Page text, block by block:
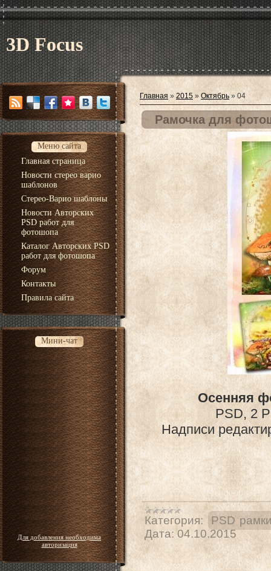
3D Focus
Меню сайта
Главная страница
Новости стерео варио
шаблонов
Стерео-Варио шаблоны
Новости Авторских
PSD работ для
фотошопа
Каталог Авторских PSD
работ для фотошопа
Форум
Контакты
Правила сайта
Мини-чат
Для добавления необходима
авторизация
Главная » 2015 » Октябрь » 04
Рамочка для
Осенняя
PSD, 2
Надписи
Категория:
PSD
Дата: 04.10.2015